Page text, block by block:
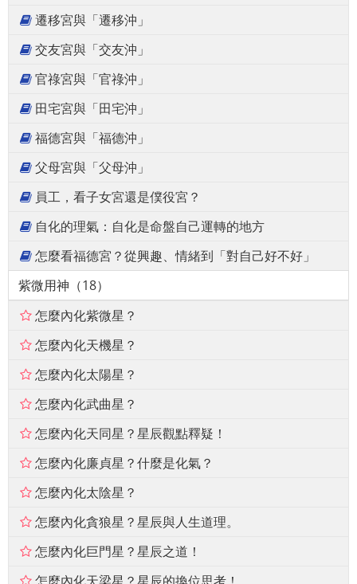
遷移宮與「遷移沖」
交友宮與「交友沖」
官祿宮與「官祿沖」
田宅宮與「田宅沖」
福德宮與「福德沖」
父母宮與「父母沖」
員工，看子女宮還是僕役宮？
自化的理氣：自化是命盤自己運轉的地方
怎麼看福德宮？從興趣、情緒到「對自己好不好」
紫微用神（18）
怎麼內化紫微星？
怎麼內化天機星？
怎麼內化太陽星？
怎麼內化武曲星？
怎麼內化天同星？星辰觀點釋疑！
怎麼內化廉貞星？什麼是化氣？
怎麼內化太陰星？
怎麼內化貪狼星？星辰與人生道理。
怎麼內化巨門星？星辰之道！